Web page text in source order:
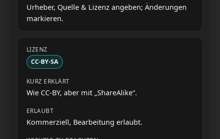
Urheber, Quelle & Lizenz angeben; Änderungen
markieren.
CC-BY-SA
Wie CC-BY, aber mit „ShareAlike“.
Kommerziell, Bearbeitung erlaubt.